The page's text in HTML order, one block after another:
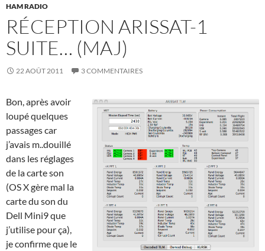
HAM RADIO
RÉCEPTION ARISSAT-1
SUITE… (MAJ)
22 AOÛT 2011 3 COMMENTAIRES
Bon, après avoir
loupé quelques
passages car
j’avais m..douillé
dans les réglages
de la carte son
(OS X gère mal la
carte du son du
Dell Mini9 que
j’utilise pour ça),
je confirme que le